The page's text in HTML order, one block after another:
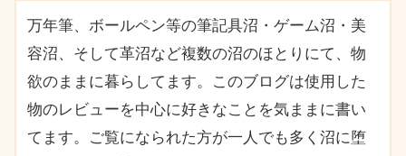
万年筆、ボールペン等の筆記具沼・ゲーム沼・美
容沼、そして革沼など複数の沼のほとりにて、物
欲のままに暮らしてます。このブログは使用した
物のレビューを中心に好きなことを気ままに書い
てます。ご覧になられた方が一人でも多く沼に堕